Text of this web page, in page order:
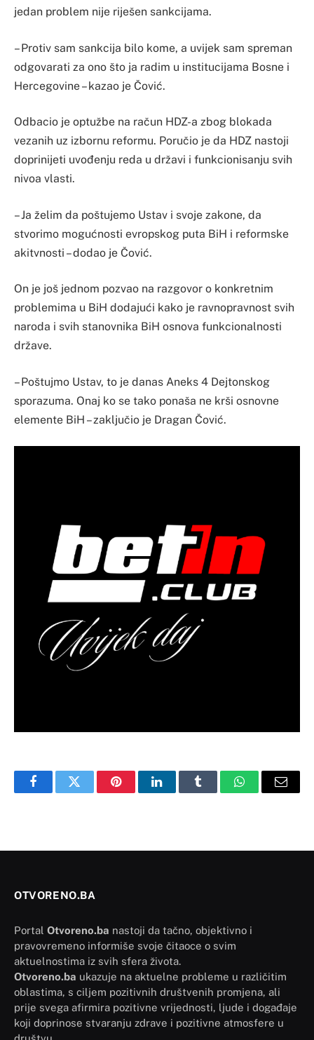
jedan problem nije riješen sankcijama.
– Protiv sam sankcija bilo kome, a uvijek sam spreman
odgovarati za ono što ja radim u institucijama Bosne i
Hercegovine – kazao je Čović.
Odbacio je optužbe na račun HDZ-a zbog blokada
vezanih uz izbornu reformu. Poručio je da HDZ nastoji
doprinijeti uvođenju reda u državi i funkcionisanju svih
nivoa vlasti.
– Ja želim da poštujemo Ustav i svoje zakone, da
stvorimo mogućnosti evropskog puta BiH i reformske
akitvnosti – dodao je Čović.
On je još jednom pozvao na razgovor o konkretnim
problemima u BiH dodajući kako je ravnopravnost svih
naroda i svih stanovnika BiH osnova funkcionalnosti
države.
– Poštujmo Ustav, to je danas Aneks 4 Dejtonskog
sporazuma. Onaj ko se tako ponaša ne krši osnovne
elemente BiH – zaključio je Dragan Čović.
FacebookTwitter PinterestLinkedInTumblr WhatsAppEmail
OTVORENO.BA
Portal Otvoreno.ba nastoji da tačno, objektivno i
pravovremeno informiše svoje čitaoce o svim
aktuelnostima iz svih sfera života.
Otvoreno.ba ukazuje na aktuelne probleme u različitim
oblastima, s ciljem pozitivnih društvenih promjena, ali
prije svega afirmira pozitivne vrijednosti, ljude i događaje
koji doprinose stvaranju zdrave i pozitivne atmosfere u